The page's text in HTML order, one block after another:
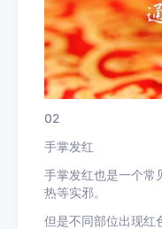
02
手掌发红
手掌发红也是一个常
热等实邪。
但是不同部位出现红